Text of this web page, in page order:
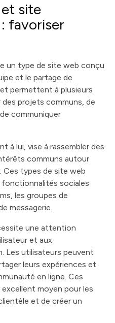
site
favoriser
un type de site web conçu
et le partage de
permettent à plusieurs
projets communs, de
communiquer
à lui, vise à rassembler des
communs autour
Ces types de site web
sociales
les groupes de
messagerie.
une attention
et aux
Les utilisateurs peuvent
leurs expériences et
en ligne. Ces
moyen pour les
et de créer un